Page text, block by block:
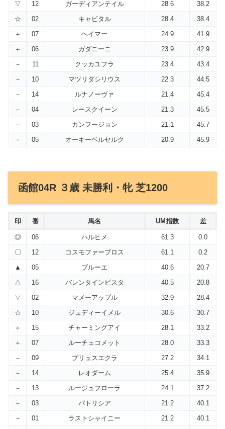
▽ 12 ガーディアンテイル 28.6
38.2
☆
02 キャピタル 28.4
38.4
＋
07 ヘイマー 24.9
41.9
＋
06 ガダニーニ 23.9
42.9
－
11 クッカユフラ 23.4
43.4
－
10 マツリダシリウス 22.3
44.5
－
14 ルナノーヴァ 21.4
45.4
－
04 レースクイーン 21.3
45.5
－
03 カンフージョン 21.1
45.7
－
05 オーキーベルセルク 20.9 45.9
函館04R ３歳 未勝利・牝 芝1200
印 番 馬名 UM指数 差
◎ 06 ハルヒメ 61.3
0.0
〇
12 コスモファーブロス 61.1
0.2
▲
05 ブルーエ 40.6
20.7
△
16 バレンタインビスタ 40.5
20.8
▽
02 マメーアップル 32.9
28.4
☆
10 ジュディーイメル 30.6
30.7
＋
15 チャーミングアイ 28.1
33.2
＋
07 ルーチェコメット 28.0
33.3
－
09 プリュスエクラ 27.2
34.1
－
14 レオダーム 25.4
35.9
－
13 ルージュフローラ 24.1
37.2
－
03 パトリシア 21.2
40.1
－
01 ラストシャイニー 21.2
40.1